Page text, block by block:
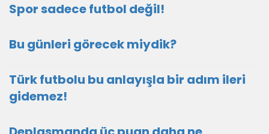
Spor sadece futbol değil!
Bu günleri görecek miydik?
Türk futbolu bu anlayışla bir adım ileri
gidemez!